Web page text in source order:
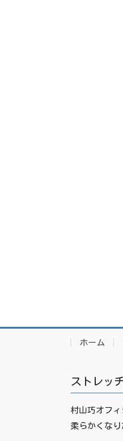
ホーム
ストレッ
村山巧オフ
柔らかくなり